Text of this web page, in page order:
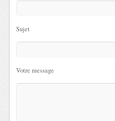
Sujet
Votre message